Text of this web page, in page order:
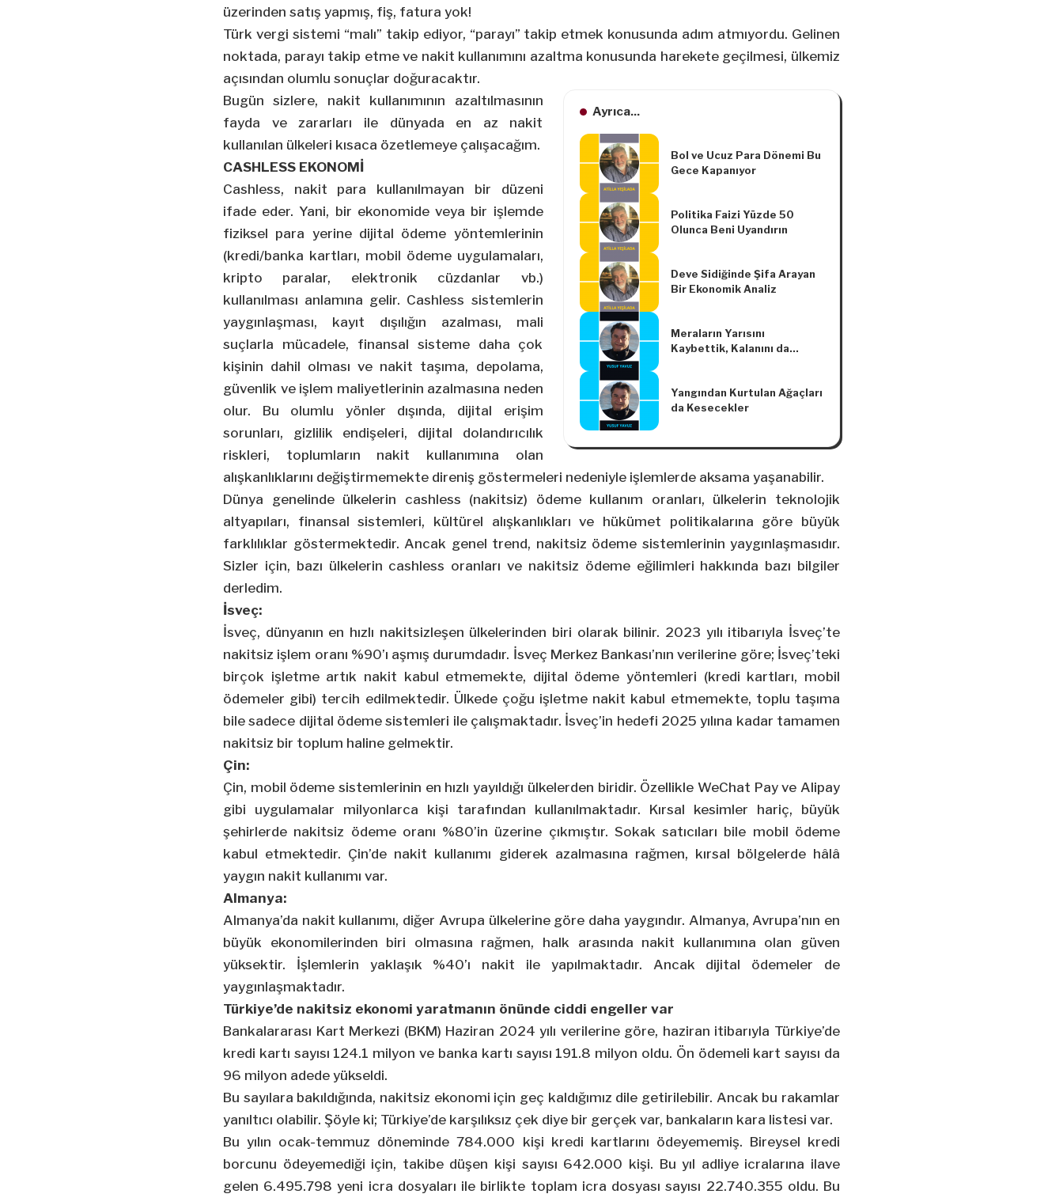
üzerinden satış yapmış, fiş, fatura yok!
Türk vergi sistemi “malı” takip ediyor, “parayı” takip etmek konusunda adım atmıyordu. Gelinen
noktada, parayı takip etme ve nakit kullanımını azaltma konusunda harekete geçilmesi, ülkemiz
açısından olumlu sonuçlar doğuracaktır.
Ayrıca...
Bol ve Ucuz Para Dönemi Bu
Gece Kapanıyor
Politika Faizi Yüzde 50
Olunca Beni Uyandırın
Deve Sidiğinde Şifa Arayan
Bir Ekonomik Analiz
Meraların Yarısını
Kaybettik, Kalanını da
Yangından Kurtulan Ağaçları
da Kesecekler
Bugün sizlere, nakit kullanımının azaltılmasının
fayda ve zararları ile dünyada en az nakit
kullanılan ülkeleri kısaca özetlemeye çalışacağım.
CASHLESS EKONOMİ
Cashless, nakit para kullanılmayan bir düzeni
ifade eder. Yani, bir ekonomide veya bir işlemde
fiziksel para yerine dijital ödeme yöntemlerinin
(kredi/banka kartları, mobil ödeme uygulamaları,
kripto paralar, elektronik cüzdanlar vb.)
kullanılması anlamına gelir. Cashless sistemlerin
yaygınlaşması, kayıt dışılığın azalması, mali
suçlarla mücadele, finansal sisteme daha çok
kişinin dahil olması ve nakit taşıma, depolama,
güvenlik ve işlem maliyetlerinin azalmasına neden
olur. Bu olumlu yönler dışında, dijital erişim
sorunları, gizlilik endişeleri, dijital dolandırıcılık
riskleri, toplumların nakit kullanımına olan
alışkanlıklarını değiştirmemekte direniş göstermeleri nedeniyle işlemlerde aksama yaşanabilir.
Dünya genelinde ülkelerin cashless (nakitsiz) ödeme kullanım oranları, ülkelerin teknolojik
altyapıları, finansal sistemleri, kültürel alışkanlıkları ve hükümet politikalarına göre büyük
farklılıklar göstermektedir. Ancak genel trend, nakitsiz ödeme sistemlerinin yaygınlaşmasıdır.
Sizler için, bazı ülkelerin cashless oranları ve nakitsiz ödeme eğilimleri hakkında bazı bilgiler
derledim.
İsveç:
İsveç, dünyanın en hızlı nakitsizleşen ülkelerinden biri olarak bilinir. 2023 yılı itibarıyla İsveç’te
nakitsiz işlem oranı %90’ı aşmış durumdadır. İsveç Merkez Bankası’nın verilerine göre; İsveç’teki
birçok işletme artık nakit kabul etmemekte, dijital ödeme yöntemleri (kredi kartları, mobil
ödemeler gibi) tercih edilmektedir. Ülkede çoğu işletme nakit kabul etmemekte, toplu taşıma
bile sadece dijital ödeme sistemleri ile çalışmaktadır. İsveç’in hedefi 2025 yılına kadar tamamen
nakitsiz bir toplum haline gelmektir.
Çin:
Çin, mobil ödeme sistemlerinin en hızlı yayıldığı ülkelerden biridir. Özellikle WeChat Pay ve Alipay
gibi uygulamalar milyonlarca kişi tarafından kullanılmaktadır. Kırsal kesimler hariç, büyük
şehirlerde nakitsiz ödeme oranı %80’in üzerine çıkmıştır. Sokak satıcıları bile mobil ödeme
kabul etmektedir. Çin’de nakit kullanımı giderek azalmasına rağmen, kırsal bölgelerde hâlâ
yaygın nakit kullanımı var.
Almanya:
Almanya’da nakit kullanımı, diğer Avrupa ülkelerine göre daha yaygındır. Almanya, Avrupa’nın en
büyük ekonomilerinden biri olmasına rağmen, halk arasında nakit kullanımına olan güven
yüksektir. İşlemlerin yaklaşık %40’ı nakit ile yapılmaktadır. Ancak dijital ödemeler de
yaygınlaşmaktadır.
Türkiye’de nakitsiz ekonomi yaratmanın önünde ciddi engeller var
Bankalararası Kart Merkezi (BKM) Haziran 2024 yılı verilerine göre, haziran itibarıyla Türkiye’de
kredi kartı sayısı 124.1 milyon ve banka kartı sayısı 191.8 milyon oldu. Ön ödemeli kart sayısı da
96 milyon adede yükseldi.
Bu sayılara bakıldığında, nakitsiz ekonomi için geç kaldığımız dile getirilebilir. Ancak bu rakamlar
yanıltıcı olabilir. Şöyle ki; Türkiye’de karşılıksız çek diye bir gerçek var, bankaların kara listesi var.
Bu yılın ocak-temmuz döneminde 784.000 kişi kredi kartlarını ödeyememiş. Bireysel kredi
borcunu ödeyemediği için, takibe düşen kişi sayısı 642.000 kişi. Bu yıl adliye icralarına ilave
gelen 6.495.798 yeni icra dosyaları ile birlikte toplam icra dosyası sayısı 22.740.355 oldu. Bu